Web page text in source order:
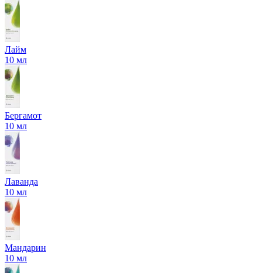
Лайм
10 мл
Бергамот
10 мл
Лаванда
10 мл
Мандарин
10 мл